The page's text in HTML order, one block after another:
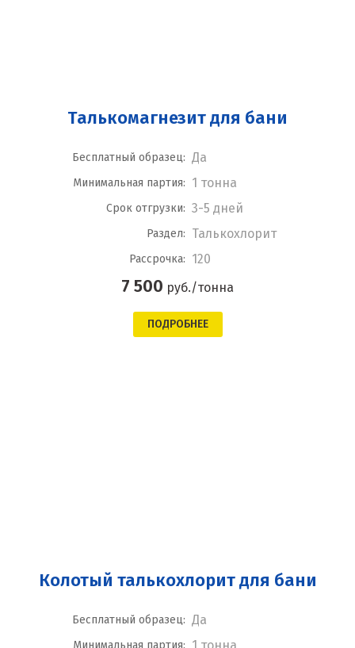
Талькомагнезит для бани
Бесплатный образец: Да
Минимальная партия: 1 тонна
Срок отгрузки: 3-5 дней
Раздел: Талькохлорит
Рассрочка: 120
7 500 руб./тонна
ПОДРОБНЕЕ
Колотый талькохлорит для бани
Бесплатный образец: Да
Минимальная партия: